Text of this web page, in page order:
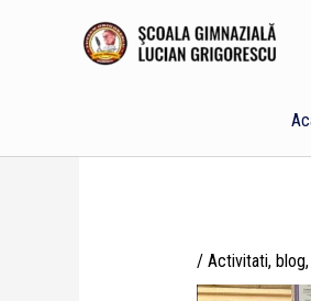
/ Activitati, blog,